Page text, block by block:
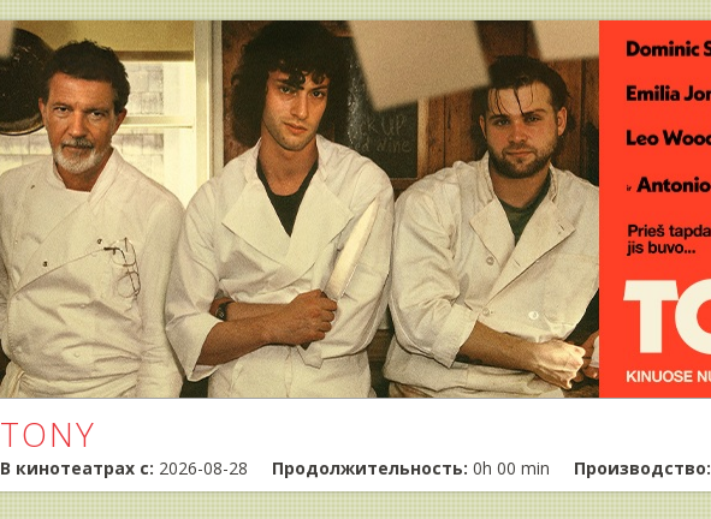
TONY
В кинотеатрах с: 2026-08-28 Продолжительность: 0h 00 min Производство: